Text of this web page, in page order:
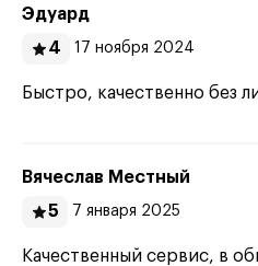
Эдуард
4
17 ноября 2024
Быстро, качественно без
Вячеслав Местный
5
7 января 2025
Качественный сервис, в